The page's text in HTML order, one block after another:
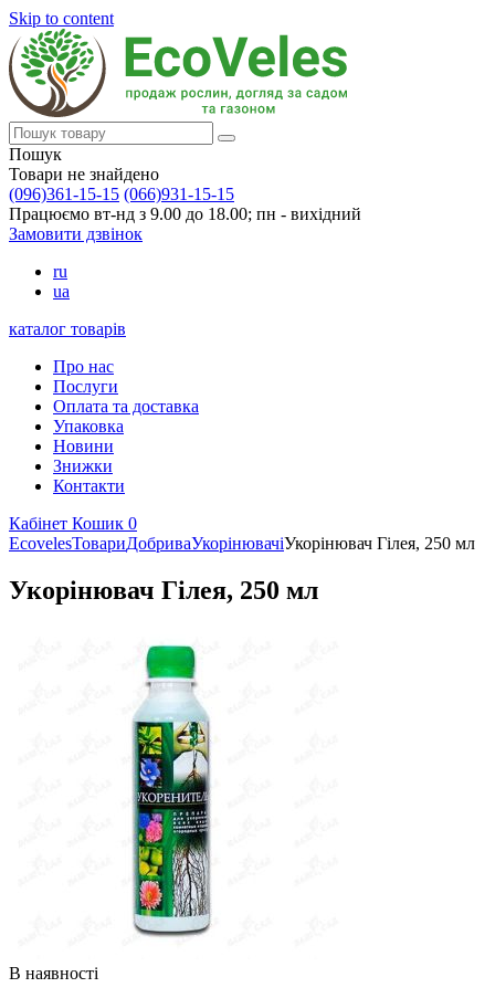
Skip to content
Пошук
Товари не знайдено
(096)361-15-15 (066)931-15-15
Працюємо вт-нд з 9.00 до 18.00; пн - вихідний
Замовити дзвінок
ru
ua
каталог товарів
Про нас
Послуги
Оплата та доставка
Упаковка
Новини
Знижки
Контакти
Кабінет Кошик 0
EcovelesТовариДобриваУкорінювачіУкорінювач Гілея, 250 мл
Укорінювач Гілея, 250 мл
В наявності